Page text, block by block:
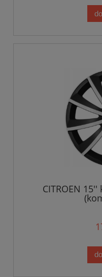
CITROEN